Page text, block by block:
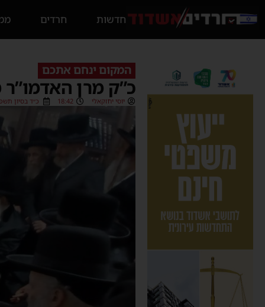
חדשות חרדים
המקום ינחם אתכם
כ”ק מרן
יוסי יחזקאלי 18:42 כ״ד בסיון תשפ״ו (09/